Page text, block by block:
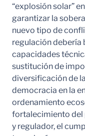
“explosión solar”
garantizar la
nuevo tipo de
regulación debería
capacidades
sustitución de
diversificación de
democracia en la
ordenamiento
fortalecimiento del
y regulador, el